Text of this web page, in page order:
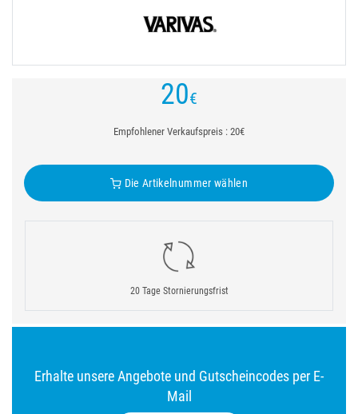
20€
Empfohlener Verkaufspreis : 20€
Die Artikelnummer wählen
20 Tage Stornierungsfrist
Erhalte unsere Angebote und Gutscheincodes per E-
Mail